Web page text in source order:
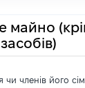
майно
членів його